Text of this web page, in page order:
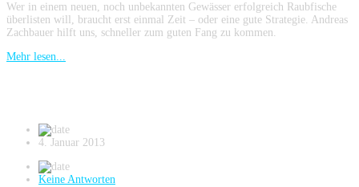
Wer in einem neuen, noch unbekannten Gewässer erfolgreich Raubfische
überlisten will, braucht erst einmal Zeit – oder eine gute Strategie. Andreas
Zachbauer hilft uns, schneller zum guten Fang zu kommen.
Mehr lesen...
4. Januar 2013
Keine Antworten